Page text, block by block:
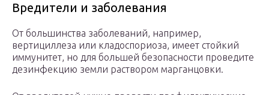
Вредители и заболевания
От большинства заболеваний, например,
вертициллеза или кладоспориоза, имеет стойкий
иммунитет, но для большей безопасности проведите
дезинфекцию земли раствором марганцовки.